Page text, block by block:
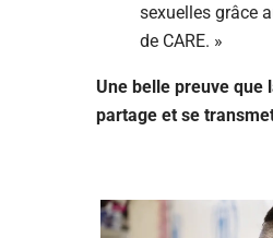
sexuelles grâce
de CARE. »
Une belle preuve que
partage et se